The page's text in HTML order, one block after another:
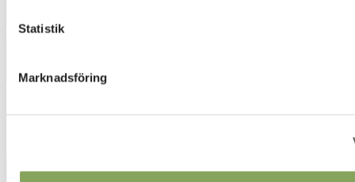
Statistik
Marknadsföring
6443